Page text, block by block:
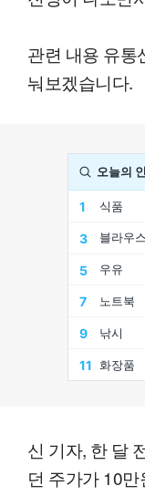
관련 내용 유통
눠보겠습니다.
신 기자, 한 달
던 주가가 10